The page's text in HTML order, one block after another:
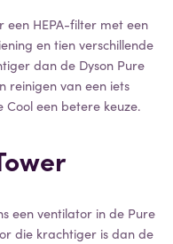
een HEPA-filter met een
en tien verschillende
dan de Dyson Pure
reinigen van een iets
een betere keuze.
een ventilator in de Pure
die krachtiger is dan de